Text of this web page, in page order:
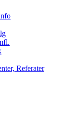
Referater